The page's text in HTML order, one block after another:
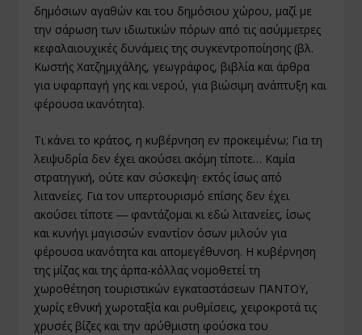
δημόσιων αγαθών και του δημόσιου χώρου, μαζί με
την σάρωση των ιδιωτικών πόρων από τις ασύμμετρες
κεφαλαιουχικές δυνάμεις της συγκεντροποίησης (βλ.
Κωστής Χατζημιχάλης, γεωγράφος, βιβλία και άρθρα
για υφαρπαγή γης και νερού, για βιώσιμη ανάπτυξη και
φέρουσα ικανότητα).
Τι κάνει το κράτος, η κυβέρνηση εν προκειμένω; Για τη
λειψυδρία δεν έχει ακούσει ακόμη τίποτε… Καμία
στρατηγική, ούτε καν σύσκεψη· εκτός ίσως από
λιτανείες. Για τον υπερτουρισμό επίσης δεν έχει
ακούσει τίποτε ― φαντάζομαι κι εδώ λιτανείες, ίσως
και κυνήγι μαγισσών εναντίον όσων μιλούν για
φέρουσα ικανότητα και απομεγέθυνση. Η κυβέρνηση
της μίζας και της άρπα-κόλλας νομοθετεί τη
χωροθέτηση τουριστικών εγκαταστάσεων ΠΑΝΤΟΥ,
χωρίς εθνική χωροταξία και ρυθμίσεις, χειροκροτά τις
χρυσές βίζες και την αρύθμιστη φούσκα του